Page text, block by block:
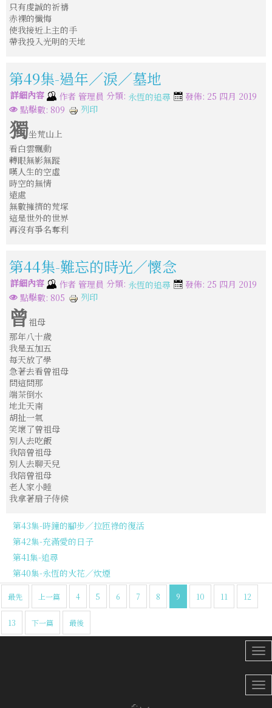
只有虔誠的祈禱
赤裸的懺悔
使我接近上主的手
帶我投入光明的天地
第49集-過年／淚／墓地
詳細內容 作者 管理員 分類: 永恆的追尋
發佈: 25 四月 2019
點擊數: 809
列印
獨坐荒山上
看白雲飄動
轉眼無影無蹤
嘆人生的空虛
時空的無情
遠處
無數擁擠的荒塚
這是世外的世界
再沒有爭名奪利
第44集-難忘的時光／懷念
詳細內容 作者 管理員 分類: 永恆的追尋
發佈: 25 四月 2019
點擊數: 805
列印
曾祖母
那年八十歲
我是五加五
每天放了學
急著去看曾祖母
問這問那
端茶倒水
地北天南
胡扯一氣
笑壞了曾祖母
別人去吃飯
我陪曾祖母
別人去聊天兒
我陪曾祖母
老人家小睡
我拿著扇子侍候
第43集-時鐘的腳步／拉匝祿的復活
第42集-充滿愛的日子
第41集-追尋
第40集-永恆的火花／炊煙
最先 上一篇 4 5 6 7 8 9 10 11 12
13 下一篇 最後